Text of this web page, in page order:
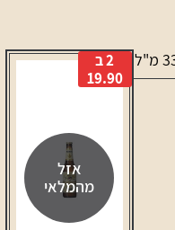
אזל
מהמלאי
2 ב
19.90